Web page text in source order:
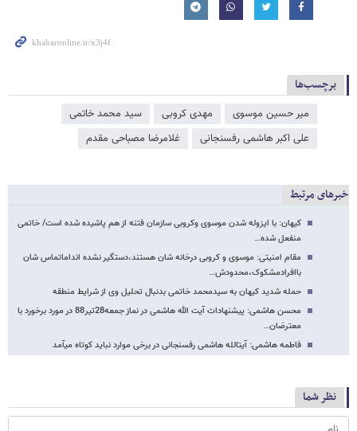
برچسب‌ها
میر حسین موسوی مهدی کروبی
سید محمد خاتمی
علی اکبر هاشمی رفسنجانی
غلامرضا مصباحی مقدم
خبرهای مرتبط
کیهان: با ایزوله شدن موسوی وکروبی سازمان فتنه از هم پاشیده شده است/ خاتمی
منفعل شده…
مقام امنیتی: موسوی و کروبی درخانه شان هستند،دستگیر نشده انداماتماس شان
باافرادمشکوک،محدودش…
حمله شدید کیهان به سیدمحمد خاتمی بدنبال تحلیل وی از شرایط منطقه
محسن هاشمی: پیشنهادات آیت الله هاشمی در نماز جمعه28تیر88 در مورد برخورد با
معترضان…
فاطمه هاشمی: آیت­الله هاشمی رفسنجانی در برخی موارد نباید کوتاه می­آمد
نظر شما